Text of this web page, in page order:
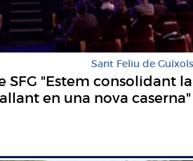
Sant Feliu de Guíxols
SFG "Estem consolidant la
en una nova caserna"